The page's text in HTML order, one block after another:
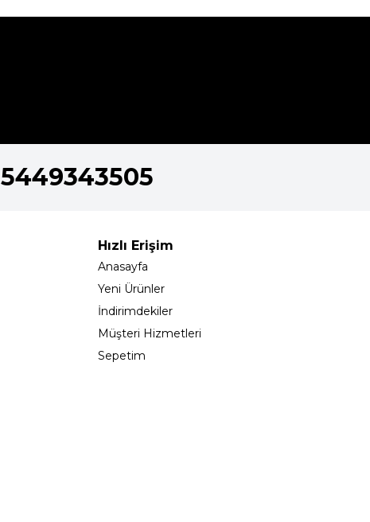
5449343505
Hızlı Erişim
Anasayfa
Yeni Ürünler
İndirimdekiler
Müşteri Hizmetleri
Sepetim